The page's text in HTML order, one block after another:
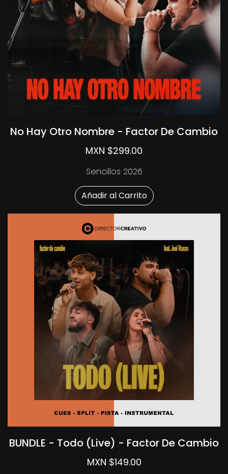
No Hay Otro Nombre - Factor De Cambio
MXN $299.00
Sencillos 2026
Añadir al Carrito
BUNDLE - Todo (Live) - Factor De Cambio
MXN $149.00